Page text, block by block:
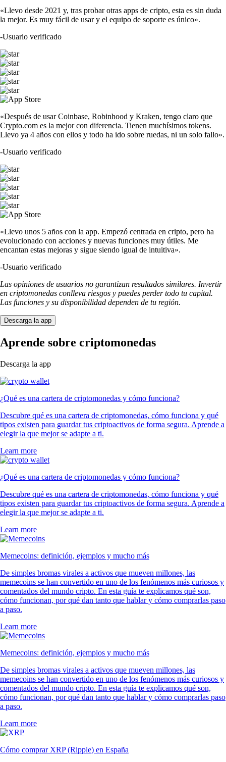
«Llevo desde 2021 y, tras probar otras apps de cripto, esta es sin duda
la mejor. Es muy fácil de usar y el equipo de soporte es único».
-Usuario verificado
«Después de usar Coinbase, Robinhood y Kraken, tengo claro que
Crypto.com es la mejor con diferencia. Tienen muchísimos tokens.
Llevo ya 4 años con ellos y todo ha ido sobre ruedas, ni un solo fallo».
-Usuario verificado
«Llevo unos 5 años con la app. Empezó centrada en cripto, pero ha
evolucionado con acciones y nuevas funciones muy útiles. Me
encantan estas mejoras y sigue siendo igual de intuitiva».
-Usuario verificado
Las opiniones de usuarios no garantizan resultados similares. Invertir
en criptomonedas conlleva riesgos y puedes perder todo tu capital.
Las funciones y su disponibilidad dependen de tu región.
Descarga la app
Aprende sobre criptomonedas
Descarga la app
¿Qué es una cartera de criptomonedas y cómo funciona?
Descubre qué es una cartera de criptomonedas, cómo funciona y qué
tipos existen para guardar tus criptoactivos de forma segura. Aprende a
elegir la que mejor se adapte a ti.
Learn more
¿Qué es una cartera de criptomonedas y cómo funciona?
Descubre qué es una cartera de criptomonedas, cómo funciona y qué
tipos existen para guardar tus criptoactivos de forma segura. Aprende a
elegir la que mejor se adapte a ti.
Learn more
Memecoins: definición, ejemplos y mucho más
De simples bromas virales a activos que mueven millones, las
memecoins se han convertido en uno de los fenómenos más curiosos y
comentados del mundo cripto. En esta guía te explicamos qué son,
cómo funcionan, por qué dan tanto que hablar y cómo comprarlas paso
a paso.
Learn more
Memecoins: definición, ejemplos y mucho más
De simples bromas virales a activos que mueven millones, las
memecoins se han convertido en uno de los fenómenos más curiosos y
comentados del mundo cripto. En esta guía te explicamos qué son,
cómo funcionan, por qué dan tanto que hablar y cómo comprarlas paso
a paso.
Learn more
Cómo comprar XRP (Ripple) en España